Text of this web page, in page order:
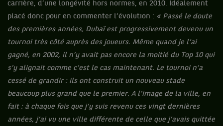
carrière, d’une longévité hors normes, en 2010. Idéalement
placé donc pour en commenter l’évolution : « Passé le doute
des premières années, Dubaï est progressivement devenu un
tournoi très côté auprès des joueurs. Même quand je l’ai
gagné, en 2002, il n’y avait pas encore la moitié du Top 10 qui
s’y alignait comme c’est le cas maintenant. Le tournoi n’a
cessé de grandir : ils ont construit un nouveau stade
beaucoup plus grand que le premier. A l’image de la ville, en
fait : à chaque fois que j’y suis revenu ces vingt dernières
années, j’ai vu une ville différente de celle que j’avais quittée